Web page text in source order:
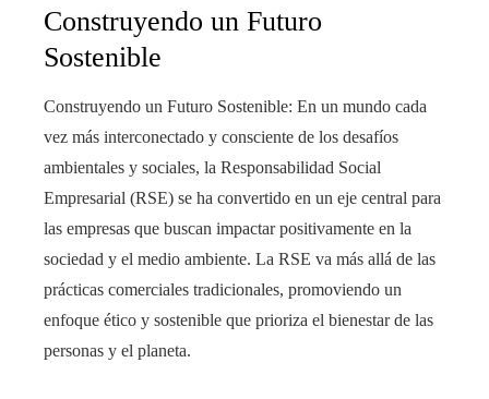
Construyendo un Futuro
Sostenible
Construyendo un Futuro Sostenible: En un mundo cada
vez más interconectado y consciente de los desafíos
ambientales y sociales, la Responsabilidad Social
Empresarial (RSE) se ha convertido en un eje central para
las empresas que buscan impactar positivamente en la
sociedad y el medio ambiente. La RSE va más allá de las
prácticas comerciales tradicionales, promoviendo un
enfoque ético y sostenible que prioriza el bienestar de las
personas y el planeta.